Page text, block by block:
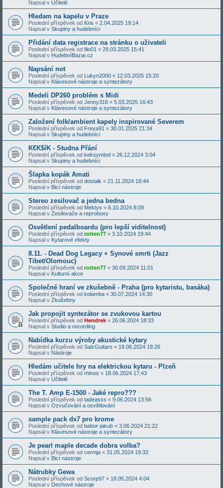
Napsal v Učitelé
Hledam na kapelu v Praze
Poslední příspěvek od Kris « 2.04.2025 19:14
Napsal v Skupiny a hudebníci
Přidání data registrace na stránku o uživateli
Poslední příspěvek od filo01 « 29.03.2025 15:41
Napsal v HudebníBazar.cz
Napsání not
Poslední příspěvek od Lukyn2000 « 12.03.2025 15:20
Napsal v Klávesové nástroje a syntezátory
Medeli DP260 problém s Midi
Poslední příspěvek od Jenny316 « 5.03.2025 16:43
Napsal v Klávesové nástroje a syntezátory
Založení folk/ambient kapely inspirované Severem
Poslední příspěvek od Freya91 « 30.01.2025 21:34
Napsal v Skupiny a hudebníci
K€K$íK - Studna Přání
Poslední příspěvek od keksymbol « 26.12.2024 3:04
Napsal v Skupiny a hudebníci
Šlapka kopák Amati
Poslední příspěvek od dostalk « 21.11.2024 18:44
Napsal v Bicí nástroje
Stereo zesilovač a jedna bedna
Poslední příspěvek od Mektys « 6.10.2024 8:09
Napsal v Zesilovače a reproboxy
Osvětlení pedalboardu (pro lepší viditelnost)
Poslední příspěvek od rotten77 « 3.10.2024 19:44
Napsal v Kytarové efekty
8.11. - Dead Dog Legacy + Synové smrti (Jazz
Tibet/Olomouc)
Poslední příspěvek od rotten77 « 30.09.2024 11:01
Napsal v Kulturní akce
Společné hraní ve zkušebně - Praha (pro kytaristu, basáka)
Poslední příspěvek od kolamba « 30.07.2024 14:30
Napsal v Zkušebny
Jak propojit syntezátor se zvukovou kartou
Poslední příspěvek od Hendrek « 26.06.2024 18:33
Napsal v Studio a recording
Nabídka kurzu výroby akustické kytary
Poslední příspěvek od SalzGuitars « 19.06.2024 18:26
Napsal v Nástroje
Hledám učitele hry na elektrickou kytaru - Plzeň
Poslední příspěvek od rhinos « 18.06.2024 17:43
Napsal v Učitelé
The T. Amp E-1500 - Jaké repro???
Poslední příspěvek od tadeasss « 9.06.2024 13:56
Napsal v Ozvučování a osvětlování
sample pack dx7 pro krome
Poslední příspěvek od babor-jakub « 3.06.2024 21:22
Napsal v Klávesové nástroje a syntezátory
Je pearl maple decade dobra volba?
Poslední příspěvek od cermja « 31.05.2024 19:32
Napsal v Bicí nástroje
Nátrubky Gewa
Poslední příspěvek od Scorp97 « 18.05.2024 4:04
Napsal v Dechové nástroje